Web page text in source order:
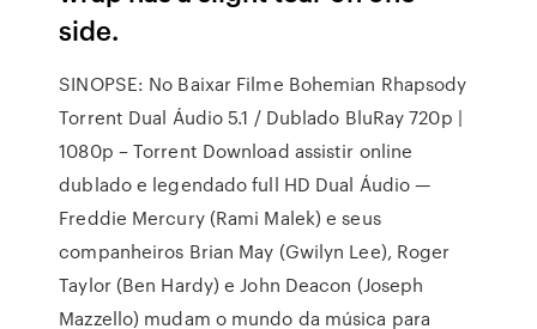
side.
SINOPSE: No Baixar Filme Bohemian Rhapsody
Torrent Dual Áudio 5.1 / Dublado BluRay 720p |
1080p – Torrent Download assistir online
dublado e legendado full HD Dual Áudio —
Freddie Mercury (Rami Malek) e seus
companheiros Brian May (Gwilyn Lee), Roger
Taylor (Ben Hardy) e John Deacon (Joseph
Mazzello) mudam o mundo da música para